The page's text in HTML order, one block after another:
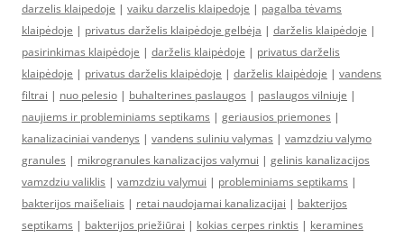
darzelis klaipedoje | vaiku darzelis klaipedoje | pagalba tėvams
klaipėdoje | privatus darželis klaipėdoje gelbėja | darželis klaipėdoje |
pasirinkimas klaipėdoje | darželis klaipėdoje | privatus darželis
klaipėdoje | privatus darželis klaipėdoje | darželis klaipėdoje | vandens
filtrai | nuo pelesio | buhalterines paslaugos | paslaugos vilniuje |
naujiems ir probleminiams septikams | geriausios priemones |
kanalizaciniai vandenys | vandens suliniu valymas | vamzdziu valymo
granules | mikrogranules kanalizacijos valymui | gelinis kanalizacijos
vamzdziu valiklis | vamzdziu valymui | probleminiams septikams |
bakterijos maišeliais | retai naudojamai kanalizacijai | bakterijos
septikams | bakterijos priežiūrai | kokias cerpes rinktis | keramines